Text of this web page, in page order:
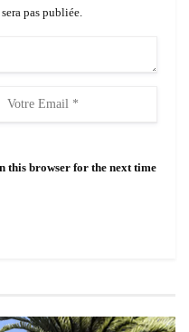
pas publiée.
this browser for the next time